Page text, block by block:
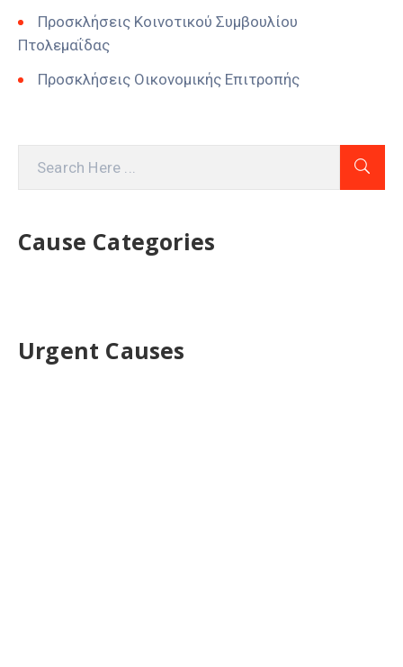
Προσκλήσεις Κοινοτικού Συμβουλίου
Πτολεμαΐδας
Προσκλήσεις Οικονομικής Επιτροπής
Cause Categories
Urgent Causes